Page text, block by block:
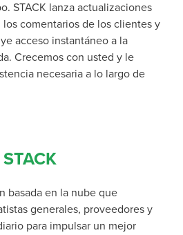
STACK lanza actualizaciones
los comentarios de los clientes y
acceso instantáneo a la
Crecemos con usted y le
necesaria a lo largo de
basada en la nube que
generales, proveedores y
para impulsar un mejor